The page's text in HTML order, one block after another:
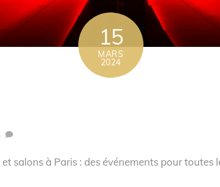
15
MARS
2024
salons à Paris : des événements pour toutes